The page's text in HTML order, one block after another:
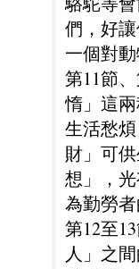
們，好
一個對
第11節
惰」這
生活愁
財」可
想」，
為勤勞
第12至
人」之